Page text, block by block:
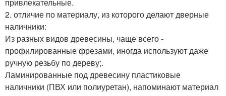
2. отличие по материалу, из которого делают дверные
наличники:
Из разных видов древесины, чаще всего -
профилированные фрезами, иногда используют даже
ручную резьбу по дереву;.
Ламинированные под древесину пластиковые
наличники (ПВХ или полиуретан), напоминают материал